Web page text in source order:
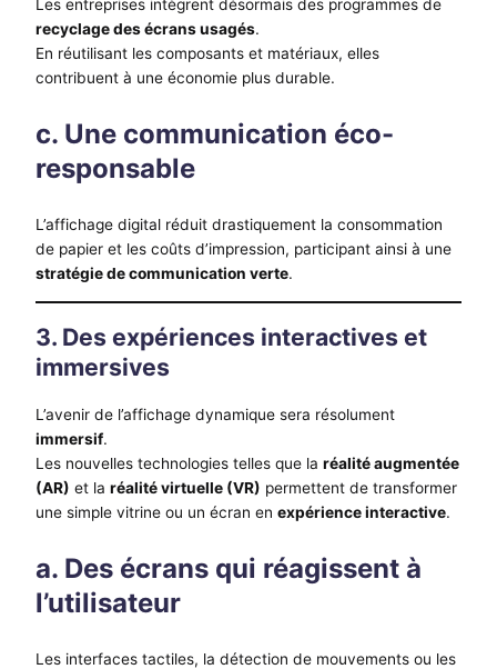
Les entreprises intègrent désormais des programmes de
recyclage des écrans usagés.
En réutilisant les composants et matériaux, elles
contribuent à une économie plus durable.
c. Une communication éco-
responsable
L’affichage digital réduit drastiquement la consommation
de papier et les coûts d’impression, participant ainsi à une
stratégie de communication verte.
3. Des expériences interactives et
immersives
L’avenir de l’affichage dynamique sera résolument
immersif.
Les nouvelles technologies telles que la réalité augmentée
(AR) et la réalité virtuelle (VR) permettent de transformer
une simple vitrine ou un écran en expérience interactive.
a. Des écrans qui réagissent à
l’utilisateur
Les interfaces tactiles, la détection de mouvements ou les